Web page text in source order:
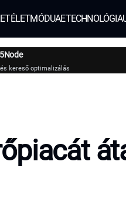
ÉLETMÓDUAETECHNOLÓGIA
kereső optimalizálás